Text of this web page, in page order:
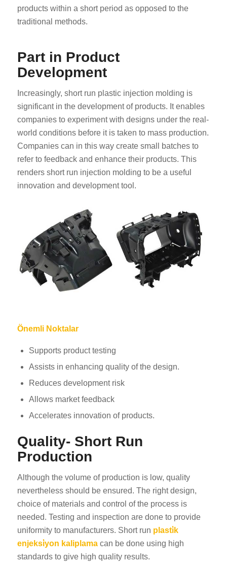
products within a short period as opposed to the
traditional methods.
Part in Product
Development
Increasingly, short run plastic injection molding is
significant in the development of products. It enables
companies to experiment with designs under the real-
world conditions before it is taken to mass production.
Companies can in this way create small batches to
refer to feedback and enhance their products. This
renders short run injection molding to be a useful
innovation and development tool.
Önemli Noktalar
Supports product testing
Assists in enhancing quality of the design.
Reduces development risk
Allows market feedback
Accelerates innovation of products.
Quality- Short Run
Production
Although the volume of production is low, quality
nevertheless should be ensured. The right design,
choice of materials and control of the process is
needed. Testing and inspection are done to provide
uniformity to manufacturers. Short run plasti̇k
enjeksi̇yon kaliplamacan be done using high
standards to give high quality results.